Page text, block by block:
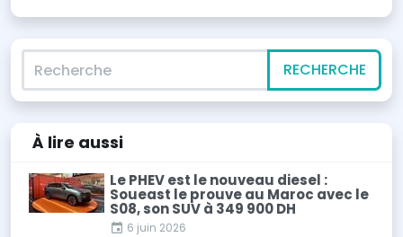
Recherche
RECHERCHE
À lire aussi
Le PHEV est le nouveau diesel :
Soueast le prouve au Maroc avec le
S08, son SUV à 349 900 DH
6 juin 2026